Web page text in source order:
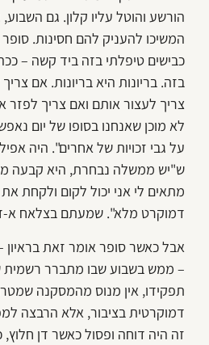
הורשע והוטל עליו קלון. גם
המשיכו להעניק להם חסינות.
כבישים טיפלתי בזה ביד קשה –
בזה. בריונות היא בריונות. אם
צריך לעצור אותם ואם צריך לפזר
לא מוכן שאנחנו בסופו של יום
על גבי זכויות של אחרים". היה
ש"יש ממשלה נבחרת, היא קבעה
מתאים לי אני יכול לקום ולקחת
דמוקרט מלא". שמעתם בצלאח א-
אבל כאשר סופר אומר זאת בראיון
– ממש בשבוע שבו מתברר
תפקידו, אין מנוס מהמסקנה
דמוקרטית בציבור, אלא הרבצה
זה היה דוחה ופסול כאשר דן